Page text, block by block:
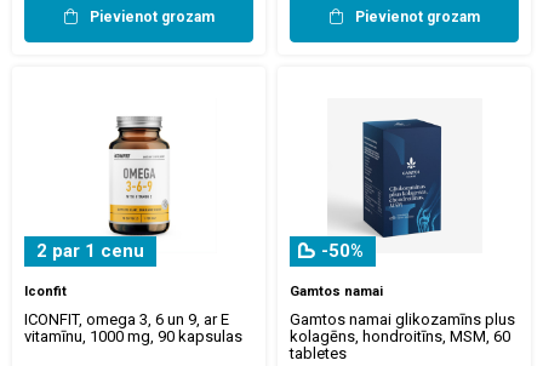
Pievienot grozam Pievienot grozam
2 par 1 cenu
Iconfit
ICONFIT, omega 3, 6 un 9, ar E
vitamīnu, 1000 mg, 90 kapsulas
-50%
Gamtos namai
Gamtos namai glikozamīns plus
kolagēns, hondroitīns, MSM, 60
tabletes